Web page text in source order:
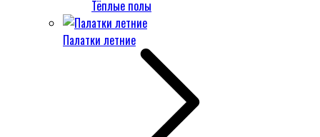
Тёплые полы
Палатки летние